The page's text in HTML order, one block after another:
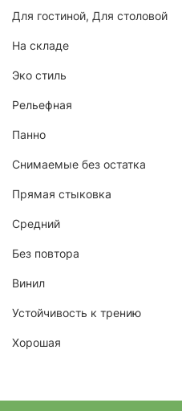
Для гостиной, Для столовой
На складе
Эко стиль
Рельефная
Панно
Снимаемые без остатка
Прямая стыковка
Средний
Без повтора
Винил
Устойчивость к трению
Хорошая